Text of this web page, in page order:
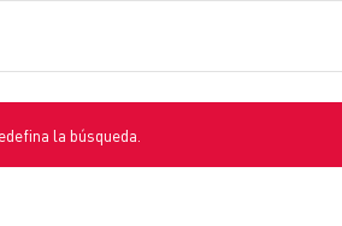
la búsqueda.